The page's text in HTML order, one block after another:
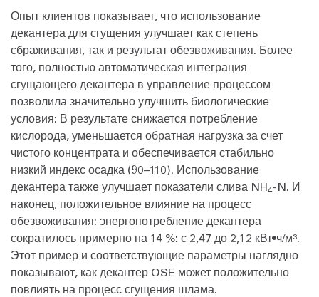
Опыт клиентов показывает, что использование
декантера для сгущения улучшает как степень
сбраживания, так и результат обезвоживания. Более
того, полностью автоматическая интеграция
сгущающего декантера в управление процессом
позволила значительно улучшить биологические
условия: В результате снижается потребление
кислорода, уменьшается обратная нагрузка за счет
чистого концентрата и обеспечивается стабильно
низкий индекс осадка (90–110). Использование
декантера также улучшает показатели слива NH4-N. И
наконец, положительное влияние на процесс
обезвоживания: энергопотребление декантера
сократилось примерно на 14 %: с 2,47 до 2,12 кВт•ч/м³.
Этот пример и соответствующие параметры наглядно
показывают, как декантер OSE может положительно
повлиять на процесс сгущения шлама.